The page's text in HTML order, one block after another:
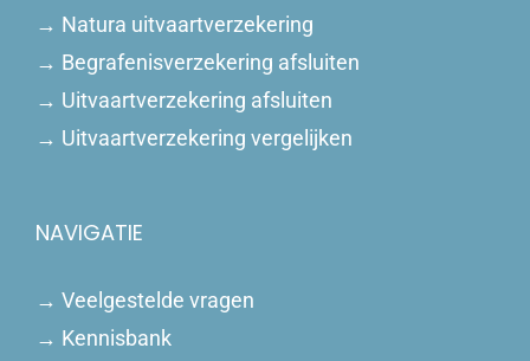
→ Natura uitvaartverzekering
→ Begrafenisverzekering afsluiten
→ Uitvaartverzekering afsluiten
→ Uitvaartverzekering vergelijken
NAVIGATIE
→ Veelgestelde vragen
→ Kennisbank